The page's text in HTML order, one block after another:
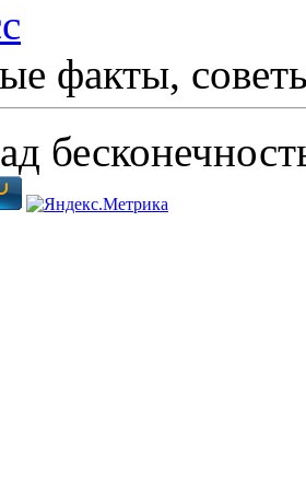
факты,